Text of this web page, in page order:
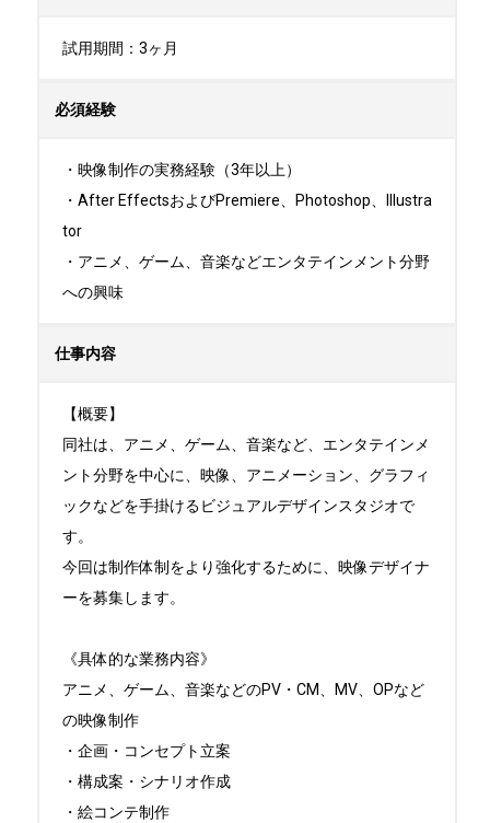
試用期間：3ヶ月
必須経験
・映像制作の実務経験（3年以上）
・After EffectsおよびPremiere、Photoshop、Illustra
tor
・アニメ、ゲーム、音楽などエンタテインメント分野
への興味
仕事内容
【概要】
同社は、アニメ、ゲーム、音楽など、エンタテインメ
ント分野を中心に、映像、アニメーション、グラフィ
ックなどを手掛けるビジュアルデザインスタジオで
す。
今回は制作体制をより強化するために、映像デザイナ
ーを募集します。
《具体的な業務内容》
アニメ、ゲーム、音楽などのPV・CM、MV、OPなど
の映像制作
・企画・コンセプト立案
・構成案・シナリオ作成
・絵コンテ制作